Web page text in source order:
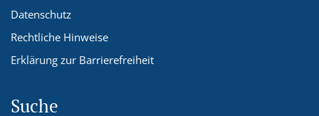
Datenschutz
Rechtliche Hinweise
Erklärung zur Barrierefreiheit
Suche